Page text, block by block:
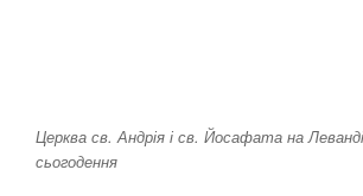
Церква св. Андрія і св. Йосафата на
сьогодення